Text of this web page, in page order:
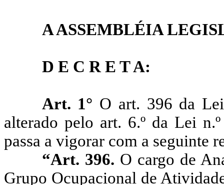
A ASSEMBLÉIA
D E C R E T A:
Art. 1° O art. 396 da
alterado pelo art. 6.º da Lei
passa a vigorar com a seguinte
“Art. 396. O cargo de
Grupo Ocupacional de